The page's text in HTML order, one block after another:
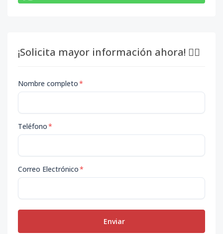
¡Solicita mayor información ahora! 👇🏽
Nombre completo*
Teléfono*
Correo Electrónico*
Enviar